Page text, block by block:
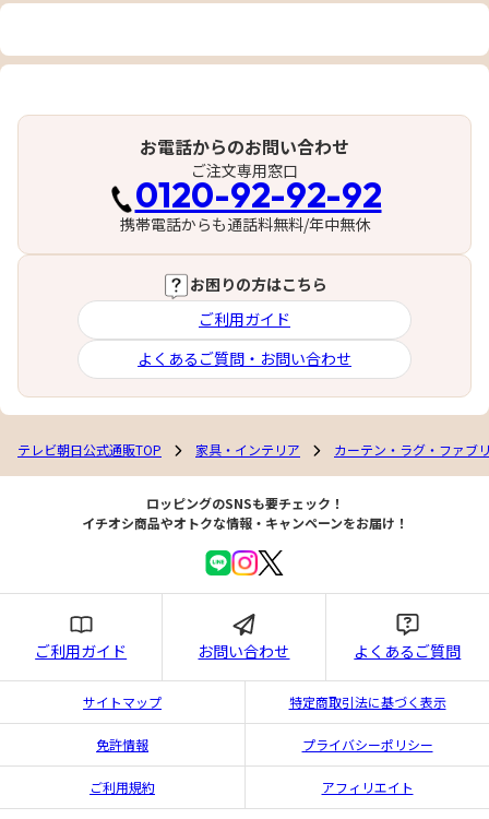
お電話からのお問い合わせ
ご注文専用窓口
0120-92-92-92
携帯電話からも通話料無料/年中無休
お困りの方はこちら
ご利用ガイド
よくあるご質問・お問い合わせ
テレビ朝日公式通販TOP 家具・インテリア カーテン・ラグ・ファブ
ロッピングのSNSも要チェック！
イチオシ商品やオトクな情報・キャンペーンをお届け！
ご利用ガイド お問い合わせ よくあるご質問
サイトマップ 特定商取引法に基づく表示
免許情報 プライバシーポリシー
ご利用規約 アフィリエイト